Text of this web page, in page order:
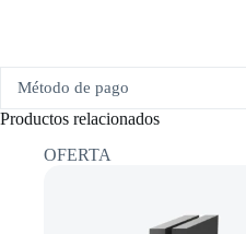
Método de pago
Productos relacionados
OFERTA